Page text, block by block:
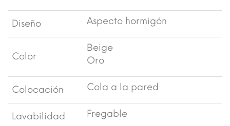
Diseño Aspecto hormigón
Color
Beige
Oro
Colocación Cola a la pared
Lavabilidad Fregable